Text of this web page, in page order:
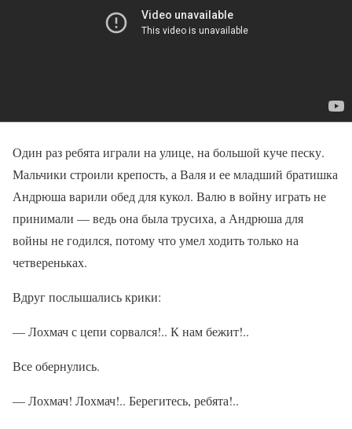
Один раз ребята играли на улице, на большой куче песку.
Мальчики строили крепость, а Валя и ее младший братишка
Андрюша варили обед для кукол. Валю в войну играть не
принимали — ведь она была трусиха, а Андрюша для
войны не годился, потому что умел ходить только на
четвереньках.
Вдруг послышались крики:
— Лохмач с цепи сорвался!.. К нам бежит!..
Все обернулись.
— Лохмач! Лохмач!.. Берегитесь, ребята!..